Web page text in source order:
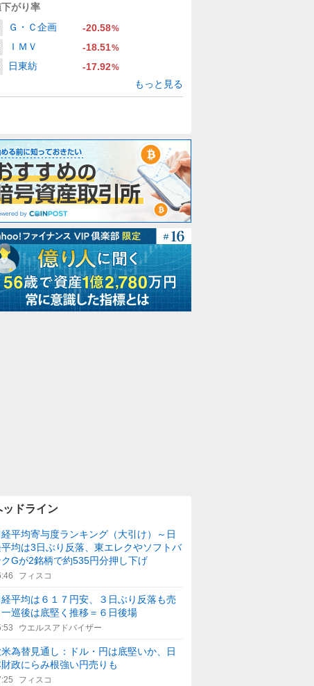
がり率
Ｇ・Ｃ企画 -20.58%
ＩＭＶ -18.51%
日東紡 -17.92%
もっと見る
ッドライン
経平均寄与度ランキング（大引け）～日
均は3日ぶり反落、東エレクやソフトバ
クGが2銘柄で約535円分押し下げ
フィスコ
経平均は６１７円安、３日ぶり反落も売
一巡後は底堅く推移＝６日後場
ウエルスアドバイザー
為替見通し：ドル・円は底堅いか、日
政にらみ根強い円売りも
フィスコ